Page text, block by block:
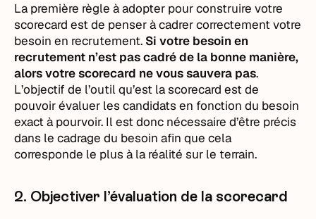
La première règle à adopter pour construire votre
scorecard est de penser à cadrer correctement votre
besoin en recrutement. Si votre besoin en
recrutement n’est pas cadré de la bonne manière,
alors votre scorecard ne vous sauvera pas.
L’objectif de l’outil qu’est la scorecard est de
pouvoir évaluer les candidats en fonction du besoin
exact à pourvoir. Il est donc nécessaire d’être précis
dans le cadrage du besoin afin que cela
corresponde le plus à la réalité sur le terrain.
2. Objectiver l’évaluation de la scorecard